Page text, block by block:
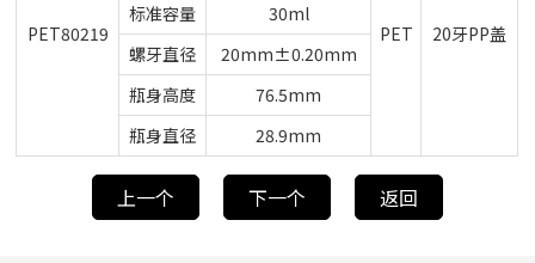
PET80219 PET 20牙PP盖
标准容量
30ml
螺牙直径
20mm±0.20mm
瓶身高度
76.5mm
瓶身直径
28.9mm
上一个 下一个 返回